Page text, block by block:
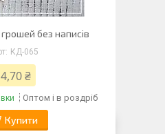
без написів
КД-065
4,70 ₴
Оптом і в роздріб
Купити